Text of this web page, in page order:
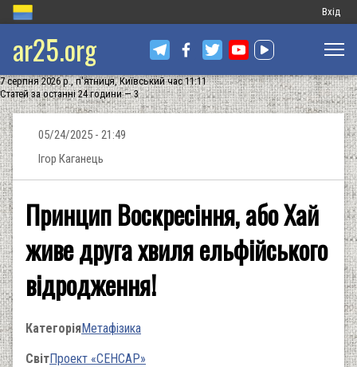
Меню
запису
Вхід
ar25.org
7 серпня 2026 р., п'ятниця, Київський час 11:11
Статей за останні 24 години — 3
05/24/2025 - 21:49
Ігор Каганець
Принцип Воскресіння, або Хай
живе друга хвиля ельфійського
відродження!
КатегоріяМетафізика
СвітПроект «СЕНСАР»